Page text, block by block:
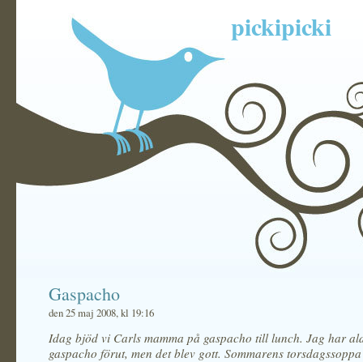
pickipicki
Gaspacho
den 25 maj 2008, kl 19:16
Idag bjöd vi Carls mamma på gaspacho till lunch. Jag har
gaspacho förut, men det blev gott. Sommarens